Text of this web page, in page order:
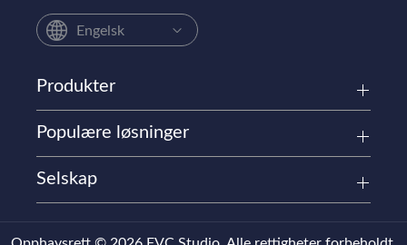
Engelsk
Produkter
Populære løsninger
Selskap